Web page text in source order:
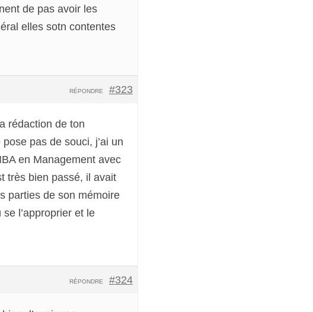
de pas avoir les
elles sotn contentes
#323
RÉPONDRE
rédaction de ton
pas de souci, j’ai un
en Management avec
très bien passé, il avait
parties de son mémoire
l’approprier et le
#324
RÉPONDRE